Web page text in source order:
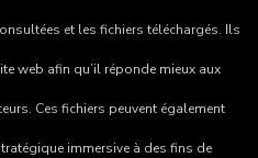
et les fichiers téléchargés. Ils
web afin qu’il réponde mieux aux
Ces fichiers peuvent également
immersive à des fins de